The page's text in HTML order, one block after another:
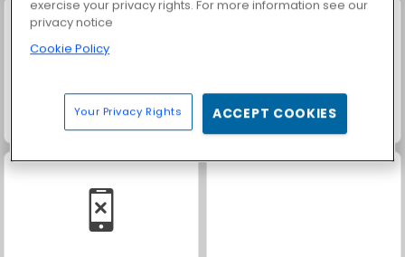
Masha and the Bear: Meadows
exercise your privacy rights. For more information see our
privacy notice
Cookie Policy
Your Privacy Rights ACCEPT COOKIES